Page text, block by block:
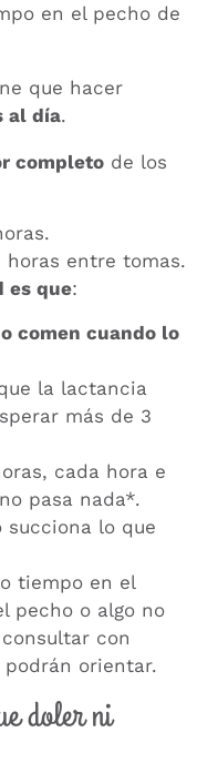
en el pecho de
que hacer
al día.
completo de los
horas entre tomas.
es que:
comen cuando lo
la lactancia
más de 3
cada hora e
pasa nada*.
succiona lo que
tiempo en el
pecho o algo no
con
podrán orientar.
doler ni